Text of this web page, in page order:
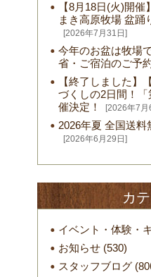
【8月18日(火)開
まき高原牧場 盆踊
[2026年7月31日]
今年のお盆は牧場
省・ご宿泊のご予
【終了しました】
づくしの2日間！
催決定！
[2026年7月
2026年夏 全国送料
[2026年6月29日]
カ
イベント・体験・
お知らせ(530)
スタッフブログ